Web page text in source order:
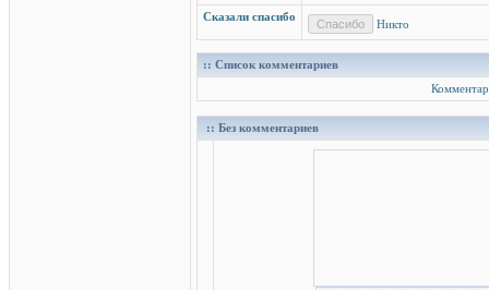
Сказали спасибо
Никто
:: Список комментариев
:: Без комментариев